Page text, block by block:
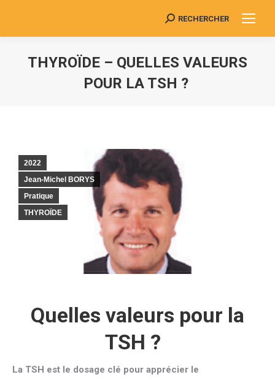
Search:
RECHERCHER
THYROÏDE – QUELLES VALEURS
POUR LA TSH ?
2022
Jean-Michel BORYS
Pratique
THYROÏDE
Quelles valeurs pour la
TSH ?
La TSH est le dosage clé pour apprécier le